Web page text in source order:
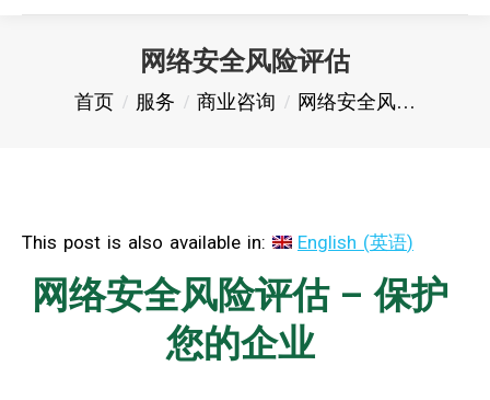
网络安全风险评估
您在这里：
首页 服务 商业咨询 网络安全风…
This post is also available in: English (英语)
网络安全风险评估 – 保护
您的企业